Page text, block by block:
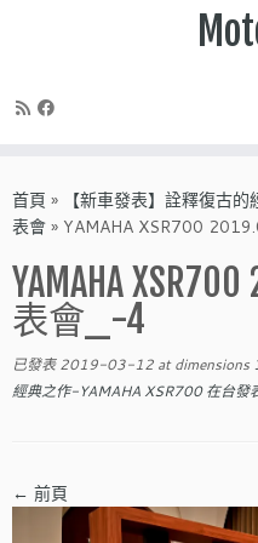
to
content
首頁 »
【新車發表】詮釋復古
表會 » YAMAHA XSR700
YAMAHA
表會_-4
已發表 2019-03-12 at dimensions
經典之作-YAMAHA XSR700 在台發
← 前頁